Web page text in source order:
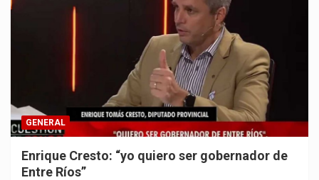
GENERAL
Enrique Cresto: “yo quiero ser gobernador de
Entre Ríos”